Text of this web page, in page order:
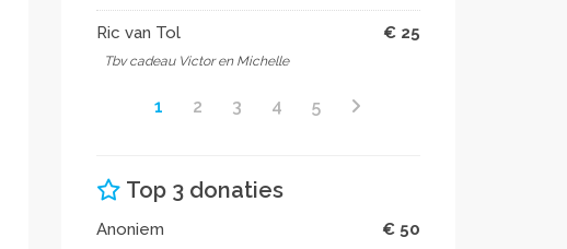
Ric van Tol € 25
Tbv cadeau Victor en Michelle
1 2 3 4 5
Top 3 donaties
Anoniem € 50